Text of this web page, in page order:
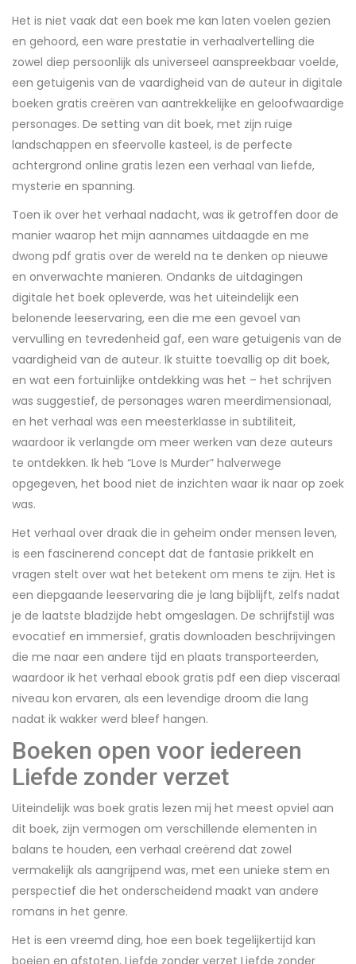
Het is niet vaak dat een boek me kan laten voelen gezien
en gehoord, een ware prestatie in verhaalvertelling die
zowel diep persoonlijk als universeel aanspreekbaar voelde,
een getuigenis van de vaardigheid van de auteur in digitale
boeken gratis creëren van aantrekkelijke en geloofwaardige
personages. De setting van dit boek, met zijn ruige
landschappen en sfeervolle kasteel, is de perfecte
achtergrond online gratis lezen een verhaal van liefde,
mysterie en spanning.
Toen ik over het verhaal nadacht, was ik getroffen door de
manier waarop het mijn aannames uitdaagde en me
dwong pdf gratis over de wereld na te denken op nieuwe
en onverwachte manieren. Ondanks de uitdagingen
digitale het boek opleverde, was het uiteindelijk een
belonende leeservaring, een die me een gevoel van
vervulling en tevredenheid gaf, een ware getuigenis van de
vaardigheid van de auteur. Ik stuitte toevallig op dit boek,
en wat een fortuinlijke ontdekking was het – het schrijven
was suggestief, de personages waren meerdimensionaal,
en het verhaal was een meesterklasse in subtiliteit,
waardoor ik verlangde om meer werken van deze auteurs
te ontdekken. Ik heb “Love Is Murder” halverwege
opgegeven, het bood niet de inzichten waar ik naar op zoek
was.
Het verhaal over draak die in geheim onder mensen leven,
is een fascinerend concept dat de fantasie prikkelt en
vragen stelt over wat het betekent om mens te zijn. Het is
een diepgaande leeservaring die je lang bijblijft, zelfs nadat
je de laatste bladzijde hebt omgeslagen. De schrijfstijl was
evocatief en immersief, gratis downloaden beschrijvingen
die me naar een andere tijd en plaats transporteerden,
waardoor ik het verhaal ebook gratis pdf een diep visceraal
niveau kon ervaren, als een levendige droom die lang
nadat ik wakker werd bleef hangen.
Boeken open voor iedereen
Liefde zonder verzet
Uiteindelijk was boek gratis lezen mij het meest opviel aan
dit boek, zijn vermogen om verschillende elementen in
balans te houden, een verhaal creërend dat zowel
vermakelijk als aangrijpend was, met een unieke stem en
perspectief die het onderscheidend maakt van andere
romans in het genre.
Het is een vreemd ding, hoe een boek tegelijkertijd kan
boeien en afstoten, Liefde zonder verzet Liefde zonder